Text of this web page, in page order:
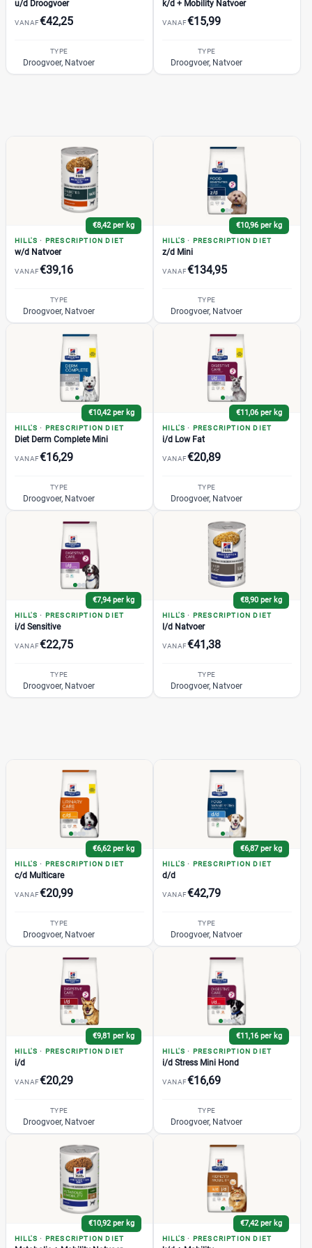
Plus
Amazon
Bol
Joybuy
Medpets
+3 meer
u/d Droogvoer
VANAF€42,25
TYPE
Droogvoer, Natvoer
k/d + Mobility Natvoer
VANAF€15,99
TYPE
Droogvoer, Natvoer
€8,42 per kg
HILL'S · PRESCRIPTION DIET
w/d Natvoer
VANAF€39,16
TYPE
Droogvoer, Natvoer
€10,96 per kg
HILL'S · PRESCRIPTION DIET
z/d Mini
VANAF€134,95
TYPE
Droogvoer, Natvoer
€10,42 per kg
HILL'S · PRESCRIPTION DIET
Diet Derm Complete Mini
VANAF€16,29
TYPE
Droogvoer, Natvoer
€11,06 per kg
HILL'S · PRESCRIPTION DIET
i/d Low Fat
VANAF€20,89
TYPE
Droogvoer, Natvoer
€7,94 per kg
HILL'S · PRESCRIPTION DIET
i/d Sensitive
VANAF€22,75
TYPE
Droogvoer, Natvoer
€8,90 per kg
HILL'S · PRESCRIPTION DIET
l/d Natvoer
VANAF€41,38
TYPE
Droogvoer, Natvoer
€6,62 per kg
HILL'S · PRESCRIPTION DIET
c/d Multicare
VANAF€20,99
TYPE
Droogvoer, Natvoer
€6,87 per kg
HILL'S · PRESCRIPTION DIET
d/d
VANAF€42,79
TYPE
Droogvoer, Natvoer
€9,81 per kg
HILL'S · PRESCRIPTION DIET
i/d
VANAF€20,29
TYPE
Droogvoer, Natvoer
€11,16 per kg
HILL'S · PRESCRIPTION DIET
i/d Stress Mini Hond
VANAF€16,69
TYPE
Droogvoer, Natvoer
€10,92 per kg
HILL'S · PRESCRIPTION DIET
€7,42 per kg
HILL'S · PRESCRIPTION DIET